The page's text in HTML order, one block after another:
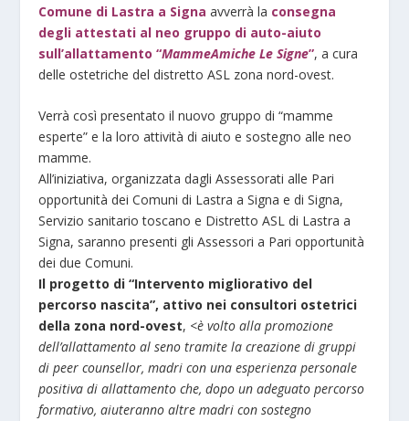
Comune di Lastra a Signa avverrà la consegna
degli attestati al neo gruppo di auto-aiuto
sull’allattamento “MammeAmiche Le Signe”, a cura
delle ostetriche del distretto ASL zona nord-ovest.
Verrà così presentato il nuovo gruppo di “mamme
esperte” e la loro attività di aiuto e sostegno alle neo
mamme.
All’iniziativa, organizzata dagli Assessorati alle Pari
opportunità dei Comuni di Lastra a Signa e di Signa,
Servizio sanitario toscano e Distretto ASL di Lastra a
Signa, saranno presenti gli Assessori a Pari opportunità
dei due Comuni.
Il progetto di “Intervento migliorativo del
percorso nascita”, attivo nei consultori ostetrici
della zona nord-ovest, <è volto alla promozione
dell’allattamento al seno tramite la creazione di gruppi
di peer counsellor, madri con una esperienza personale
positiva di allattamento che, dopo un adeguato percorso
formativo, aiuteranno altre madri con sostegno